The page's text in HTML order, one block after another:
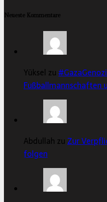
Neueste Kommentare
Yüksel zu
Fußballmannschaften
Abdullah zu Zur
folgen